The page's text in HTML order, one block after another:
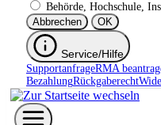
Behörde, Hochschule,
Abbrechen
OK
Service/Hilfe
SupportanfrageRMA
BezahlungRückgaberecht